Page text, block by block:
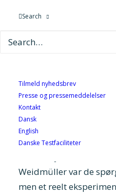
Search
Tilmeld nyhedsbrev
Presse og pressemeddelelser
Kontakt
Dansk
English
Danske Testfaciliteter
måden, vi arbejder på i
på samme måde?
produktionshaller.
Bare robot og
foran et værkstedsbord.
Weidmüllervar de
men et reelt